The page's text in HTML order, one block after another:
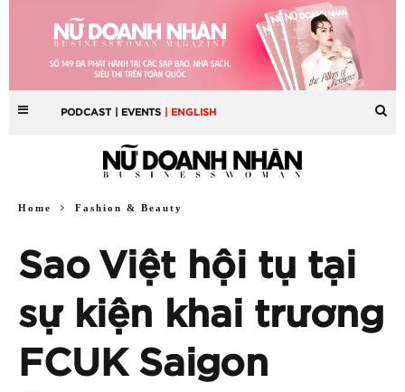
PODCAST | EVENTS | ENGLISH
Home Fashion & Beauty
Sao Việt hội tụ tại
sự kiện khai trương
FCUK Saigon